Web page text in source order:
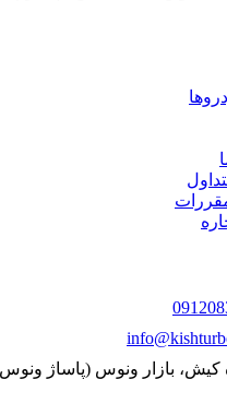
کیش، بازار ونوس (پاساژ